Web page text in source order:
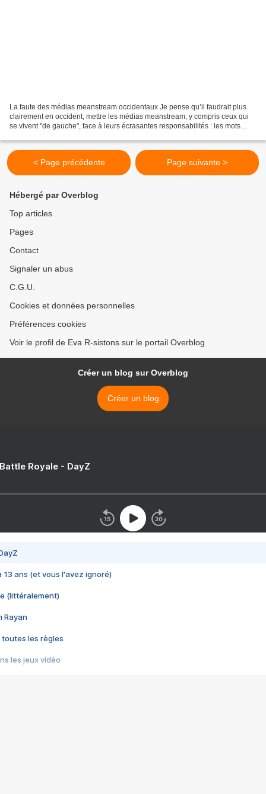
La faute des médias meanstream occidentaux Je pense qu’il faudrait plus
clairement en occident, mettre les médias meanstream, y compris ceux qui
se vivent "de gauche", face à leurs écrasantes responsabilités : les mots
< Page précédente Page suivante >
Hébergé par Overblog
Top articles
Pages
Contact
Signaler un abus
C.G.U.
Cookies et données personnelles
Préférences cookies
Voir le profil de Eva R-sistons sur le portail Overblog
Créer un blog sur Overblog
Créer un blog
Royale - DayZ
13 ans (et vous l'avez ignoré)
(littéralement)
Rayan
toutes les règles
les jeux vidéo